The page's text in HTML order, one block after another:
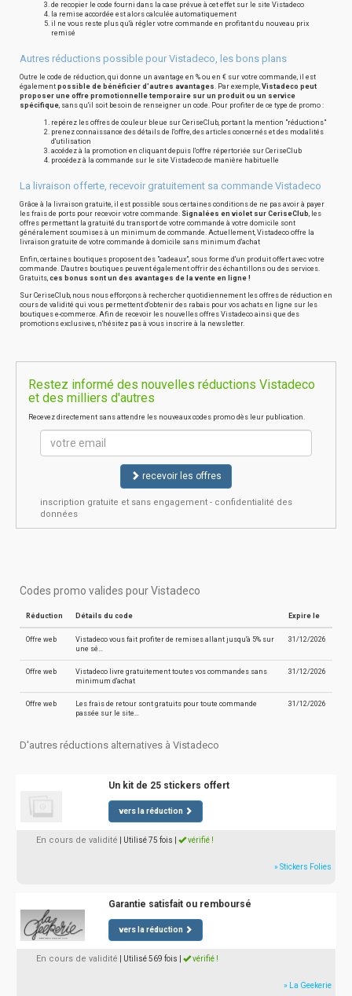
de recopier le code fourni dans la case prévue à cet effet sur le site Vistadeco
la remise accordée est alors calculée automatiquement
il ne vous reste plus qu'à régler votre commande en profitant du nouveau prix
remisé
Autres réductions possible pour Vistadeco, les bons plans
Outre le code de réduction, qui donne un avantage en % ou en € sur votre commande, il est
également possible de bénéficier d'autres avantages. Par exemple, Vistadeco peut
proposer une offre promotionnelle temporaire sur un produit ou un service
spécifique, sans qu'il soit besoin de renseigner un code. Pour profiter de ce type de promo :
repérez les offres de couleur bleue sur CeriseClub, portant la mention "réductions"
prenez connaissance des détails de l'offre, des articles concernés et des modalités
d'utilisation
accédez à la promotion en cliquant depuis l'offre répertoriée sur CeriseClub
procédez à la commande sur le site Vistadeco de manière habituelle
La livraison offerte, recevoir gratuitement sa commande Vistadeco
Grâce à la livraison gratuite, il est possible sous certaines conditions de ne pas avoir à payer
les frais de ports pour recevoir votre commande. Signalées en violet sur CeriseClub, les
offres permettant la gratuité du transport de votre commande à votre domicile sont
généralement soumises à un minimum de commande. Actuellement, Vistadeco offre la
livraison gratuite de votre commande à domicile sans minimum d'achat
Enfin, certaines boutiques proposent des "cadeaux", sous forme d'un produit offert avec votre
commande. D'autres boutiques peuvent également offrir des échantillons ou des services.
Gratuits, ces bonus sont un des avantages de la vente en ligne !
Sur CeriseClub, nous nous efforçons à rechercher quotidiennement les offres de réduction en
cours de validité qui vous permettent d'obtenir des rabais pour vos achats en ligne sur les
boutiques e-commerce. Afin de recevoir les nouvelles offres Vistadeco ainsi que des
promotions exclusives, n'hésitez pas à vous inscrire à la newsletter.
Restez informé des nouvelles réductions Vistadeco
et des milliers d'autres
Recevez directement sans attendre les nouveaux codes promo dès leur publication.
recevoir les offres
inscription gratuite et sans engagement - confidentialité des
données
Codes promo valides pour Vistadeco
Réduction Détails du code Expire le
Offre web
Vistadeco vous fait profiter de remises allant jusqu'à 5% sur
une sé…
31/12/2026
Offre web
Vistadeco livre gratuitement toutes vos commandes sans
minimum d'achat
31/12/2026
Offre web
Les frais de retour sont gratuits pour toute commande
passée sur le site…
31/12/2026
D'autres réductions alternatives à Vistadeco
Un kit de 25 stickers offert
vers la réduction
En cours de validité | Utilisé 75 fois vérifié !
» Stickers Folies
Garantie satisfait ou remboursé
vers la réduction
En cours de validité | Utilisé 569 fois vérifié !
» La Geekerie